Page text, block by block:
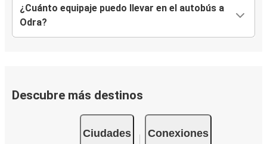
¿Cuánto equipaje puedo llevar en el autobús a
Odra?
Descubre más destinos
Ciudades Conexiones